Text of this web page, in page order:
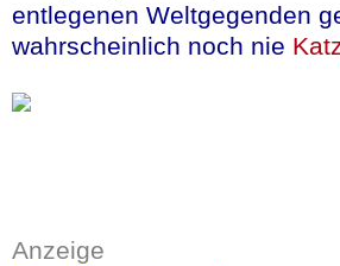
entlegenen Weltgegenden
wahrscheinlich noch nie
Anzeige